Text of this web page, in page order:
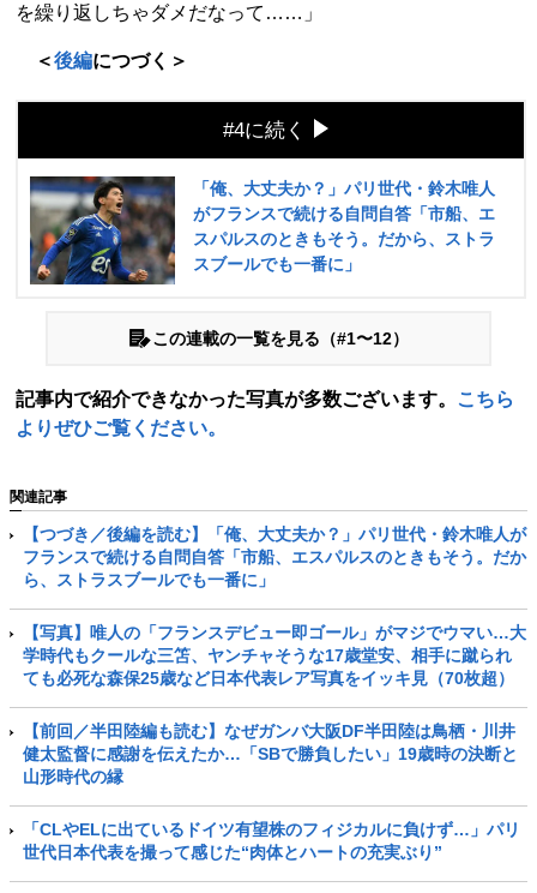
を繰り返しちゃダメだなって……」
＜後編につづく＞
#4に続く
「俺、大丈夫か？」パリ世代・鈴木唯人
がフランスで続ける自問自答「市船、エ
スパルスのときもそう。だから、ストラ
スブールでも一番に」
この連載の一覧を見る（#1〜12）
記事内で紹介できなかった写真が多数ございます。
こちら
よりぜひご覧ください。
関連記事
【つづき／後編を読む】「俺、大丈夫か？」パリ世代・鈴木唯人が
フランスで続ける自問自答「市船、エスパルスのときもそう。だか
ら、ストラスブールでも一番に」
【写真】唯人の「フランスデビュー即ゴール」がマジでウマい…大
学時代もクールな三笘、ヤンチャそうな17歳堂安、相手に蹴られ
ても必死な森保25歳など日本代表レア写真をイッキ見（70枚超）
【前回／半田陸編も読む】なぜガンバ大阪DF半田陸は鳥栖・川井
健太監督に感謝を伝えたか…「SBで勝負したい」19歳時の決断と
山形時代の縁
「CLやELに出ているドイツ有望株のフィジカルに負けず…」パリ
世代日本代表を撮って感じた“肉体とハートの充実ぶり”